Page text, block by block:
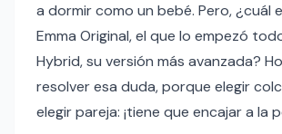
a dormir como un bebé. Pero, ¿cuál
Emma Original, el que lo empezó
Hybrid, su versión más avanzada?
resolver esa duda, porque elegir
elegir pareja: ¡tiene que encajar a la